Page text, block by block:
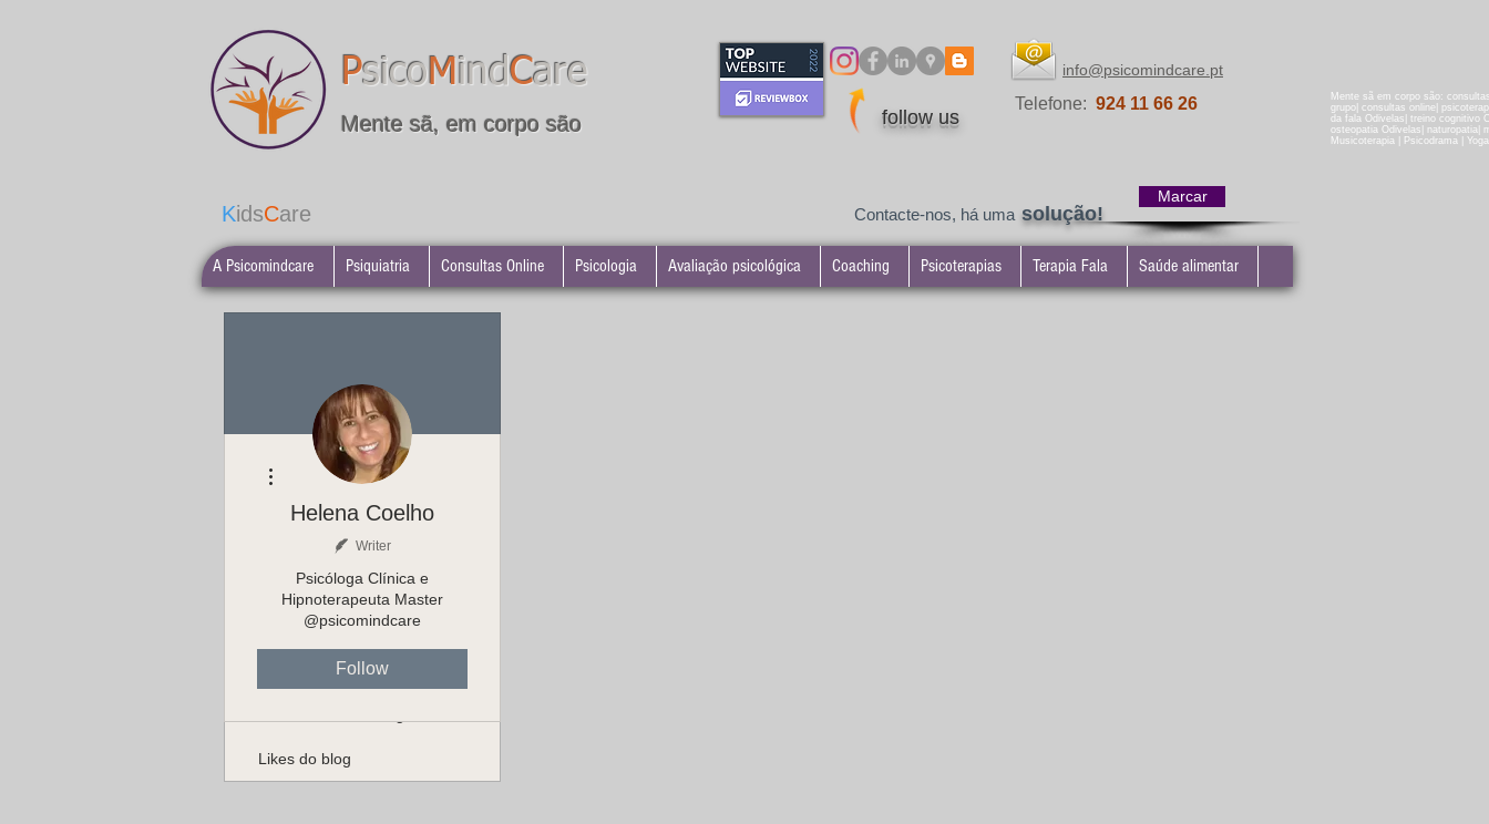
PsicoMindCare
Mente sã, em corpo são
info@psicomindcare.pt
Telefone: 924 11 66 26
follow us
KidsCare Contacte-nos, há uma solução!
Marcar
Mente sã em corpo são:
grupo| consultas online|
da fala Odivelas| treino cognitivo
osteopatia Odivelas| naturopatia|
Musicoterapia | Psicodrama |
A Psicomindcare Psiquiatria Consultas Online Psicologia Avaliação psicológica Coaching Psicoterapias Terapia Fala Saúde alimentar
Posts do blog
Likes do blog
Helena Coelho
Writer
Psicóloga Clínica e
Hipnoterapeuta Master
@psicomindcare
Follow
More actions